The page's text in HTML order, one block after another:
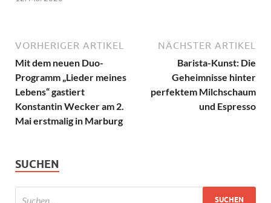
VORHERIGER ARTIKEL
Mit dem neuen Duo-
Programm „Lieder meines
Lebens“ gastiert
Konstantin Wecker am 2.
Mai erstmalig in Marburg
NÄCHSTER ARTIKEL
Barista-Kunst: Die
Geheimnisse hinter
perfektem Milchschaum
und Espresso
SUCHEN